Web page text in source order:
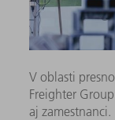
V oblasti
Freighter
aj zamestnanci.